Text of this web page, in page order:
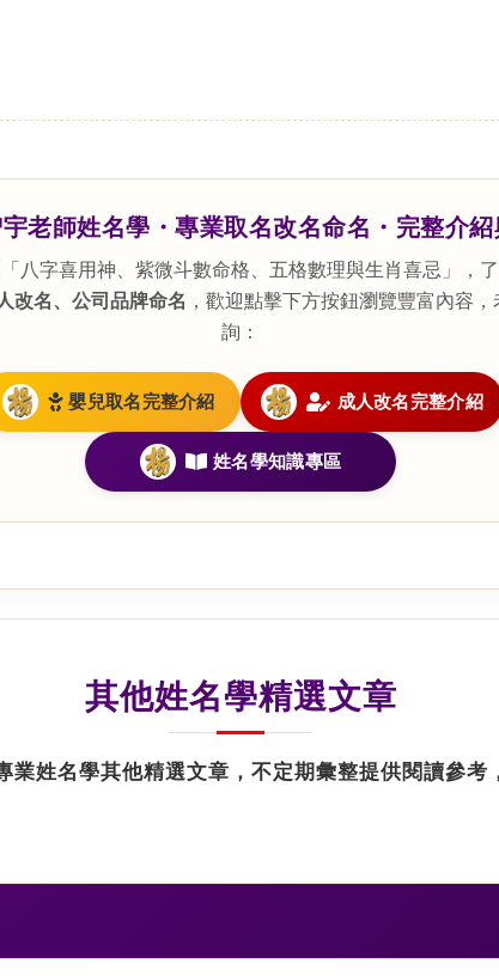
老師姓名學・專業取名改名命名・完整介
八字喜用神、紫微斗數命格、五格數理與生肖喜忌」，
改名、公司品牌命名 ，歡迎點擊下方按鈕瀏覽豐富內容
詢：
嬰兒取名完整介紹 成人改名完整介紹
姓名學知識專區
其他姓名學精選文章
業姓名學其他精選文章，不定期彙整提供閱讀參考